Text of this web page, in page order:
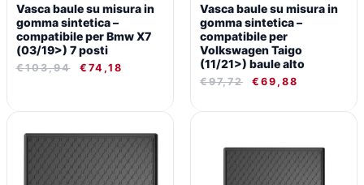
Vasca baule su misura in
gomma sintetica –
compatibile per Bmw X7
(03/19>) 7 posti
€103,94 € 74,18
Vasca baule su misura in
gomma sintetica –
compatibile per
Volkswagen Taigo
(11/21>) baule alto
€97,72 € 69,88
ORIGINALE
ERA:
€103,94.
ATTUALE
È:
€74,18.
ERA:
€97,72.
È:
€69,88.